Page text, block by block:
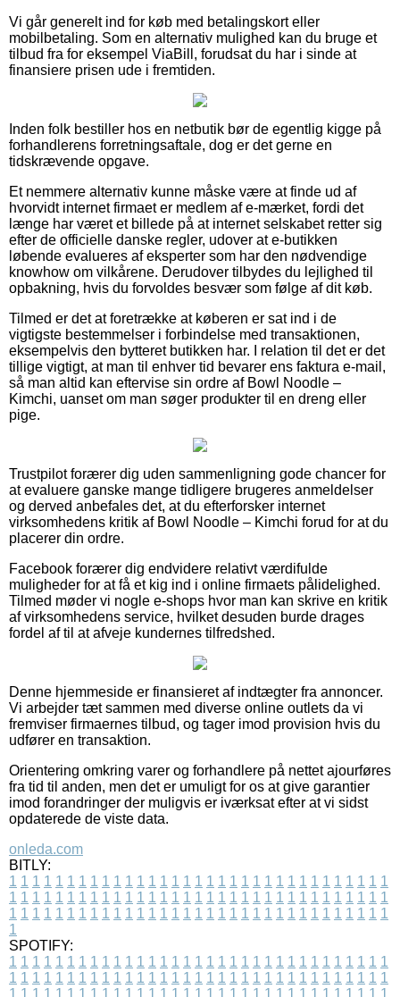
Vi går generelt ind for køb med betalingskort eller
mobilbetaling. Som en alternativ mulighed kan du bruge et
tilbud fra for eksempel ViaBill, forudsat du har i sinde at
finansiere prisen ude i fremtiden.
Inden folk bestiller hos en netbutik bør de egentlig kigge på
forhandlerens forretningsaftale, dog er det gerne en
tidskrævende opgave.
Et nemmere alternativ kunne måske være at finde ud af
hvorvidt internet firmaet er medlem af e-mærket, fordi det
længe har været et billede på at internet selskabet retter sig
efter de officielle danske regler, udover at e-butikken
løbende evalueres af eksperter som har den nødvendige
knowhow om vilkårene. Derudover tilbydes du lejlighed til
opbakning, hvis du forvoldes besvær som følge af dit køb.
Tilmed er det at foretrække at køberen er sat ind i de
vigtigste bestemmelser i forbindelse med transaktionen,
eksempelvis den bytteret butikken har. I relation til det er det
tillige vigtigt, at man til enhver tid bevarer ens faktura e-mail,
så man altid kan eftervise sin ordre af Bowl Noodle –
Kimchi, uanset om man søger produkter til en dreng eller
pige.
Trustpilot forærer dig uden sammenligning gode chancer for
at evaluere ganske mange tidligere brugeres anmeldelser
og derved anbefales det, at du efterforsker internet
virksomhedens kritik af Bowl Noodle – Kimchi forud for at du
placerer din ordre.
Facebook forærer dig endvidere relativt værdifulde
muligheder for at få et kig ind i online firmaets pålidelighed.
Tilmed møder vi nogle e-shops hvor man kan skrive en kritik
af virksomhedens service, hvilket desuden burde drages
fordel af til at afveje kundernes tilfredshed.
Denne hjemmeside er finansieret af indtægter fra annoncer.
Vi arbejder tæt sammen med diverse online outlets da vi
fremviser firmaernes tilbud, og tager imod provision hvis du
udfører en transaktion.
Orientering omkring varer og forhandlere på nettet ajourføres
fra tid til anden, men det er umuligt for os at give garantier
imod forandringer der muligvis er iværksat efter at vi sidst
opdaterede de viste data.
onleda.com
BITLY:
1 1 1 1 1 1 1 1 1 1 1 1 1 1 1 1 1 1 1 1 1 1 1 1 1 1 1 1 1 1 1 1 1
1 1 1 1 1 1 1 1 1 1 1 1 1 1 1 1 1 1 1 1 1 1 1 1 1 1 1 1 1 1 1 1 1
1 1 1 1 1 1 1 1 1 1 1 1 1 1 1 1 1 1 1 1 1 1 1 1 1 1 1 1 1 1 1 1 1
1
SPOTIFY:
1 1 1 1 1 1 1 1 1 1 1 1 1 1 1 1 1 1 1 1 1 1 1 1 1 1 1 1 1 1 1 1 1
1 1 1 1 1 1 1 1 1 1 1 1 1 1 1 1 1 1 1 1 1 1 1 1 1 1 1 1 1 1 1 1 1
1 1 1 1 1 1 1 1 1 1 1 1 1 1 1 1 1 1 1 1 1 1 1 1 1 1 1 1 1 1 1 1 1